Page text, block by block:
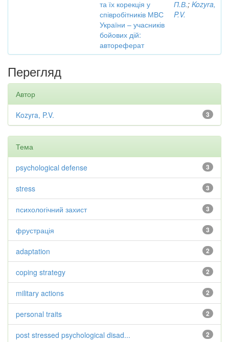
та їх корекція у
співробітників МВС
України – учасників
бойових дій:
автореферат
П.В.; Kozyra,
P.V.
Перегляд
Автор
3
Kozyra, P.V.
Тема
3
psychological defense
3
stress
3
психологічний захист
3
фрустрація
2
adaptation
2
coping strategy
2
military actions
2
personal traits
2
post stressed psychological disad...